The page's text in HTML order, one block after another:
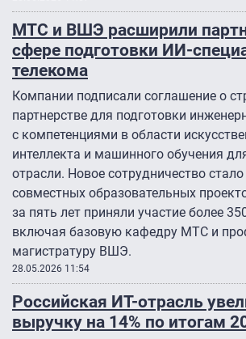
МТС и ВШЭ расширили
сфере подготовки ИИ-
телекома
Компании подписали соглашение о
партнерстве для подготовки
с компетенциями в области
интеллекта и машинного обучения
отрасли. Новое сотрудничество
совместных образовательных
за пять лет приняли участие более
включая базовую кафедру МТС и
магистратуру ВШЭ.
28.05.2026 11:54
Российская ИТ-отрасль
выручку на 14% по итогам